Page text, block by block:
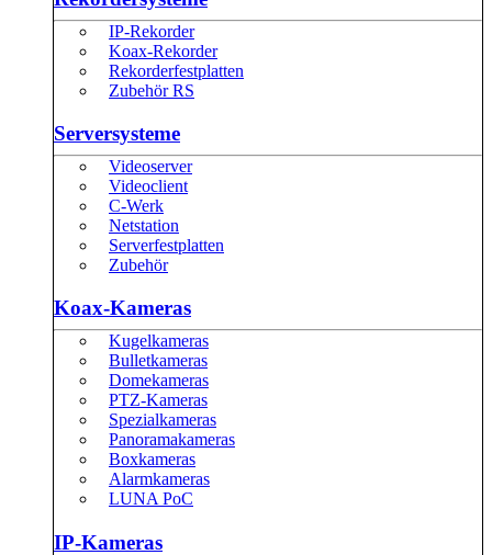
IP-Rekorder
Koax-Rekorder
Rekorderfestplatten
Zubehör RS
Serversysteme
Videoserver
Videoclient
C-Werk
Netstation
Serverfestplatten
Zubehör
Koax-Kameras
Kugelkameras
Bulletkameras
Domekameras
PTZ-Kameras
Spezialkameras
Panoramakameras
Boxkameras
Alarmkameras
LUNA PoC
IP-Kameras